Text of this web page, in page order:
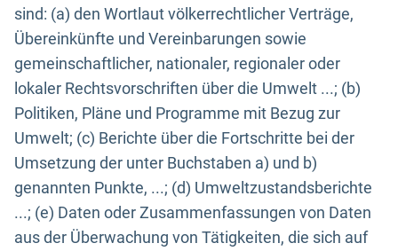
sind: (a) den Wortlaut völkerrechtlicher Verträge,
Übereinkünfte und Vereinbarungen sowie
gemeinschaftlicher, nationaler, regionaler oder
lokaler Rechtsvorschriften über die Umwelt ...; (b)
Politiken, Pläne und Programme mit Bezug zur
Umwelt; (c) Berichte über die Fortschritte bei der
Umsetzung der unter Buchstaben a) und b)
genannten Punkte, ...; (d) Umweltzustandsberichte
...; (e) Daten oder Zusammenfassungen von Daten
aus der Überwachung von Tätigkeiten, die sich auf